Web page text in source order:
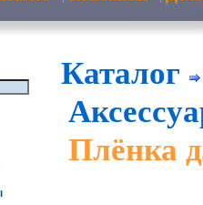
Каталог
Плёнка